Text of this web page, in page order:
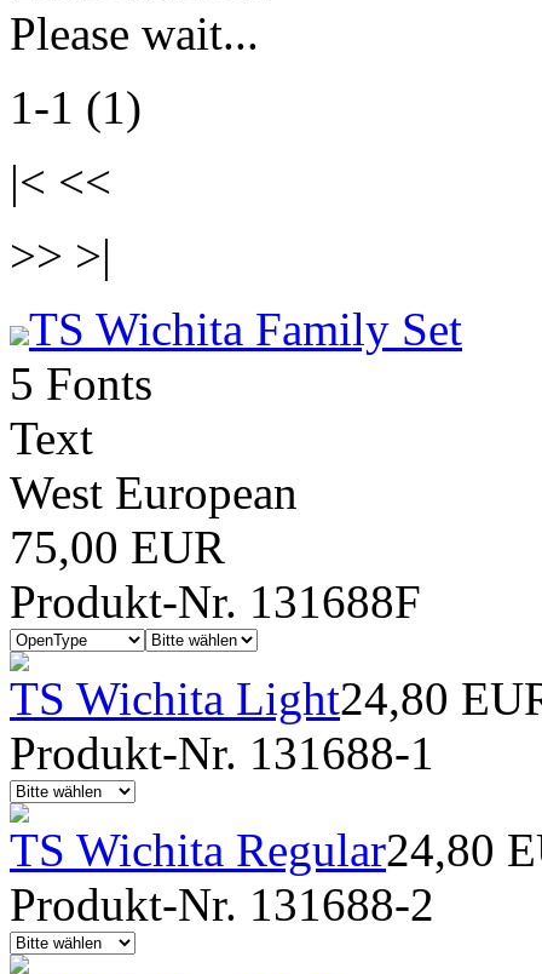
Please wait...
1-1 (1)
|< <<
>> >|
TS Wichita Family Set
5 Fonts
Text
West European
75,00 EUR
Produkt-Nr. 131688F
TS Wichita Light24,80
Produkt-Nr. 131688-1
TS Wichita Regular24,80
Produkt-Nr. 131688-2